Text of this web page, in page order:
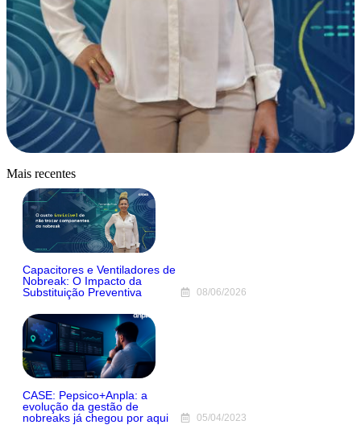
Mais recentes
Capacitores e Ventiladores de
Nobreak: O Impacto da
Substituição Preventiva
08/06/2026
CASE: Pepsico+Anpla: a
evolução da gestão de
nobreaks já chegou por aqui
05/04/2023